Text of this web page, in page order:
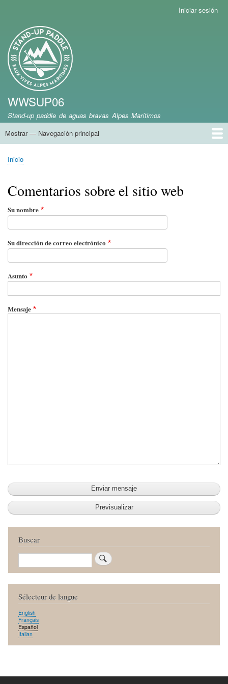
cuenta
de
usuario
Iniciar sesión
Marca del sitio
WWSUP06
Stand-up paddle de aguas bravas Alpes Marítimos
Navegación
Mostrar — Navegación principal
Inicio
Sobrescribir
de
a
Inicio
Comentarios sobre el sitio web
Su nombre
Su dirección de correo electrónico
Asunto
Mensaje
Buscar
Buscar
Sélecteur de langue
English
Français
Español
Italian